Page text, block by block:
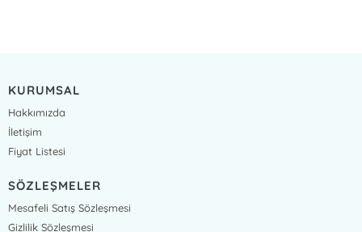
KURUMSAL
Hakkımızda
İletişim
Fiyat Listesi
SÖZLEŞMELER
Mesafeli Satış Sözleşmesi
Gizlilik Sözleşmesi